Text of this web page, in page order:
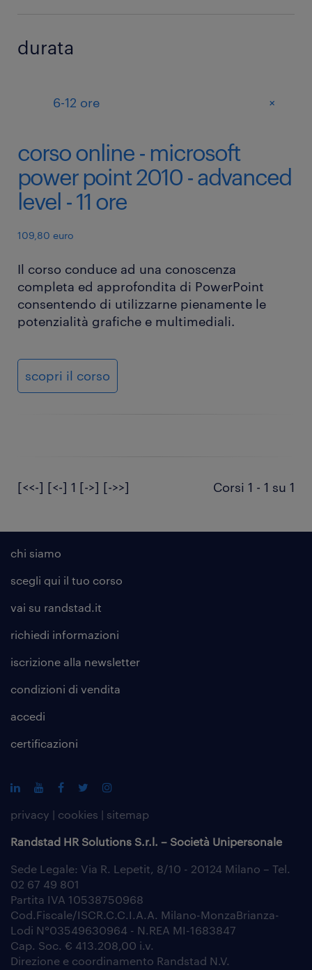
durata
6-12 ore +
corso online - microsoft
power point 2010 - advanced
level - 11 ore
109,80 euro
Il corso conduce ad una conoscenza
completa ed approfondita di PowerPoint
consentendo di utilizzarne pienamente le
potenzialità grafiche e multimediali.
scopri il corso
[<<-] [<-] 1 [->] [->>] Corsi 1 - 1 su 1
chi siamo
scegli qui il tuo corso
vai su randstad.it
richiedi informazioni
iscrizione alla newsletter
condizioni di vendita
accedi
certificazioni
privacy | cookies | sitemap
Randstad HR Solutions S.r.l. – Società Unipersonale
Sede Legale: Via R. Lepetit, 8/10 - 20124 Milano – Tel.
02 67 49 801
Partita IVA 10538750968
Cod.Fiscale/ISCR.C.C.I.A.A. Milano-MonzaBrianza-
Lodi N°03549630964 - N.REA MI-1683847
Cap. Soc. € 413.208,00 i.v.
Direzione e coordinamento Randstad N.V.